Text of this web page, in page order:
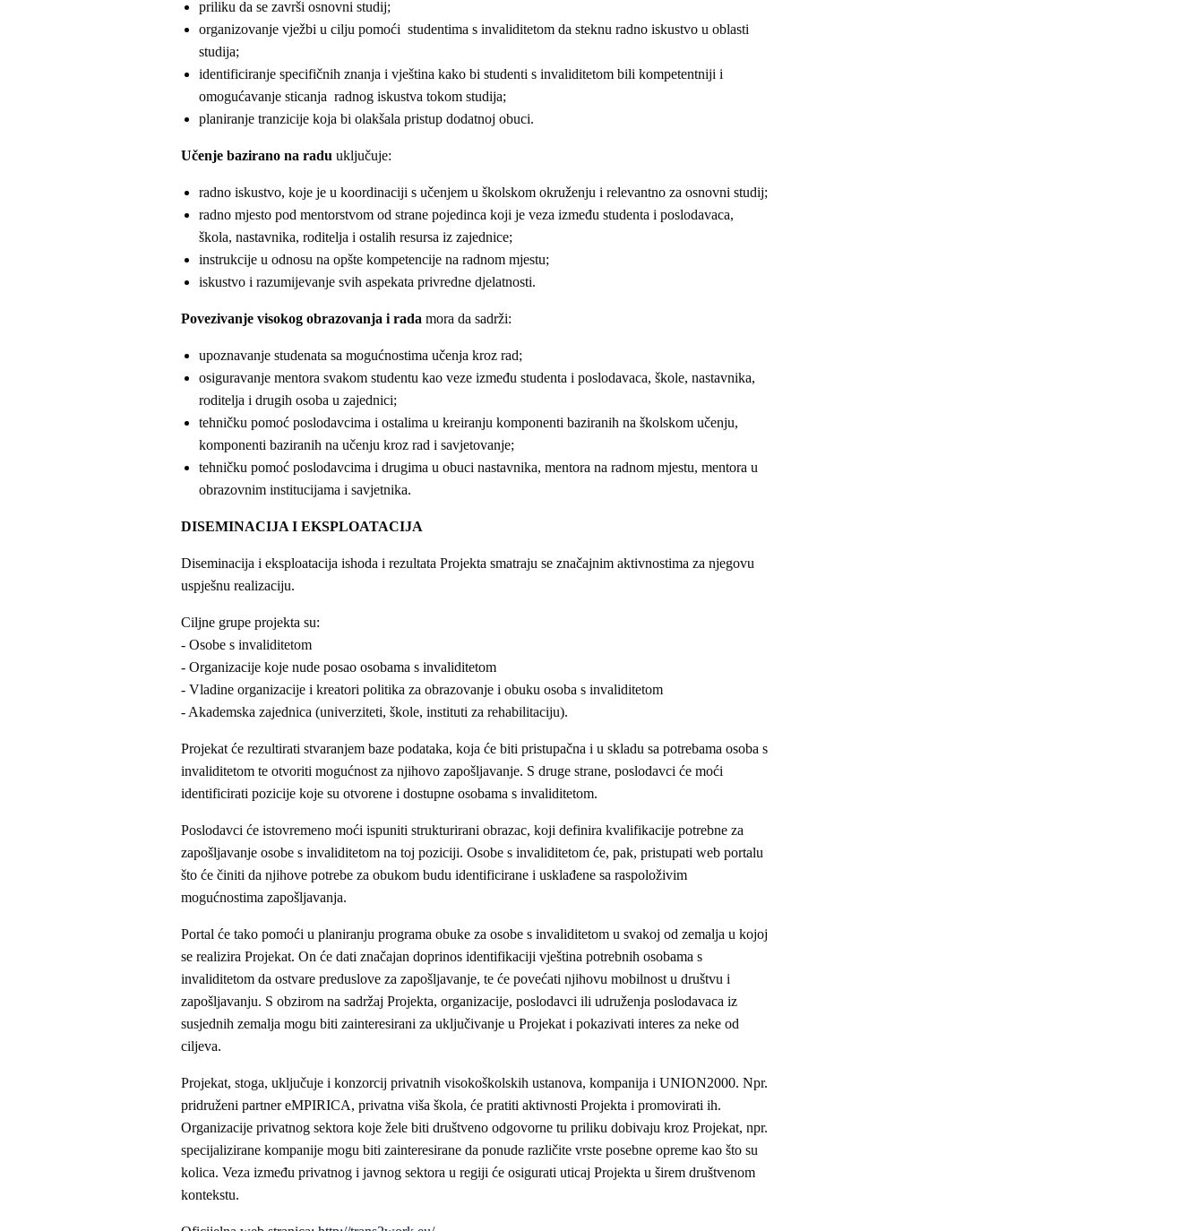
priliku da se završi osnovni studij;
organizovanje vježbi u cilju pomoći studentima s invaliditetom da steknu radno iskustvo u oblasti
studija;
identificiranje specifičnih znanja i vještina kako bi studenti s invaliditetom bili kompetentniji i
omogućavanje sticanja radnog iskustva tokom studija;
planiranje tranzicije koja bi olakšala pristup dodatnoj obuci.
Učenje bazirano na radu uključuje:
radno iskustvo, koje je u koordinaciji s učenjem u školskom okruženju i relevantno za osnovni studij;
radno mjesto pod mentorstvom od strane pojedinca koji je veza između studenta i poslodavaca,
škola, nastavnika, roditelja i ostalih resursa iz zajednice;
instrukcije u odnosu na opšte kompetencije na radnom mjestu;
iskustvo i razumijevanje svih aspekata privredne djelatnosti.
Povezivanje visokog obrazovanja i rada mora da sadrži:
upoznavanje studenata sa mogućnostima učenja kroz rad;
osiguravanje mentora svakom studentu kao veze između studenta i poslodavaca, škole, nastavnika,
roditelja i drugih osoba u zajednici;
tehničku pomoć poslodavcima i ostalima u kreiranju komponenti baziranih na školskom učenju,
komponenti baziranih na učenju kroz rad i savjetovanje;
tehničku pomoć poslodavcima i drugima u obuci nastavnika, mentora na radnom mjestu, mentora u
obrazovnim institucijama i savjetnika.
DISEMINACIJA I EKSPLOATACIJA
Diseminacija i eksploatacija ishoda i rezultata Projekta smatraju se značajnim aktivnostima za njegovu
uspješnu realizaciju.
Ciljne grupe projekta su:
- Osobe s invaliditetom
- Organizacije koje nude posao osobama s invaliditetom
- Vladine organizacije i kreatori politika za obrazovanje i obuku osoba s invaliditetom
- Akademska zajednica (univerziteti, škole, instituti za rehabilitaciju).
Projekat će rezultirati stvaranjem baze podataka, koja će biti pristupačna i u skladu sa potrebama osoba s
invaliditetom te otvoriti mogućnost za njihovo zapošljavanje. S druge strane, poslodavci će moći
identificirati pozicije koje su otvorene i dostupne osobama s invaliditetom.
Poslodavci će istovremeno moći ispuniti strukturirani obrazac, koji definira kvalifikacije potrebne za
zapošljavanje osobe s invaliditetom na toj poziciji. Osobe s invaliditetom će, pak, pristupati web portalu
što će činiti da njihove potrebe za obukom budu identificirane i usklađene sa raspoloživim
mogućnostima zapošljavanja.
Portal će tako pomoći u planiranju programa obuke za osobe s invaliditetom u svakoj od zemalja u kojoj
se realizira Projekat. On će dati značajan doprinos identifikaciji vještina potrebnih osobama s
invaliditetom da ostvare preduslove za zapošljavanje, te će povećati njihovu mobilnost u društvu i
zapošljavanju. S obzirom na sadržaj Projekta, organizacije, poslodavci ili udruženja poslodavaca iz
susjednih zemalja mogu biti zainteresirani za uključivanje u Projekat i pokazivati interes za neke od
ciljeva.
Projekat, stoga, uključuje i konzorcij privatnih visokoškolskih ustanova, kompanija i UNION2000. Npr.
pridruženi partner eMPIRICA, privatna viša škola, će pratiti aktivnosti Projekta i promovirati ih.
Organizacije privatnog sektora koje žele biti društveno odgovorne tu priliku dobivaju kroz Projekat, npr.
specijalizirane kompanije mogu biti zainteresirane da ponude različite vrste posebne opreme kao što su
kolica. Veza između privatnog i javnog sektora u regiji će osigurati uticaj Projekta u širem društvenom
kontekstu.